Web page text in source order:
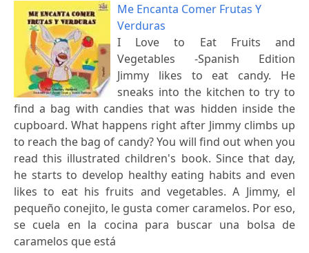
Me Encanta Comer Frutas Y
Verduras
I Love to Eat Fruits and
Vegetables -Spanish Edition
Jimmy likes to eat candy. He
sneaks into the kitchen to try to
find a bag with candies that was hidden inside the
cupboard. What happens right after Jimmy climbs up
to reach the bag of candy? You will find out when you
read this illustrated children's book. Since that day,
he starts to develop healthy eating habits and even
likes to eat his fruits and vegetables. A Jimmy, el
pequeño conejito, le gusta comer caramelos. Por eso,
se cuela en la cocina para buscar una bolsa de
caramelos que está